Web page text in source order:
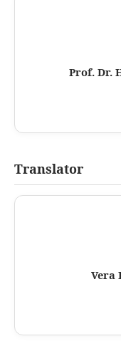
Prof. Dr.
Translator
Vera